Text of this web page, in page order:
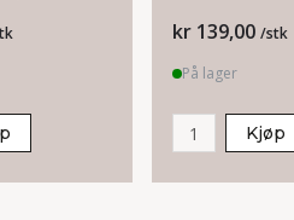
Pris
kr 139,00 /stk
På lager
Kjøp